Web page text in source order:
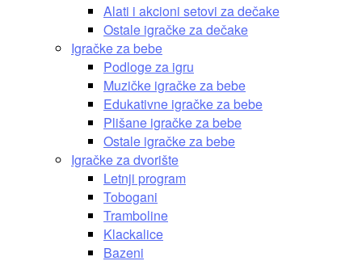
Alati i akcioni setovi za dečake
Ostale igračke za dečake
Igračke za bebe
Podloge za igru
Muzičke igračke za bebe
Edukativne igračke za bebe
Plišane igračke za bebe
Ostale igračke za bebe
Igračke za dvorište
Letnji program
Tobogani
Tramboline
Klackalice
Bazeni